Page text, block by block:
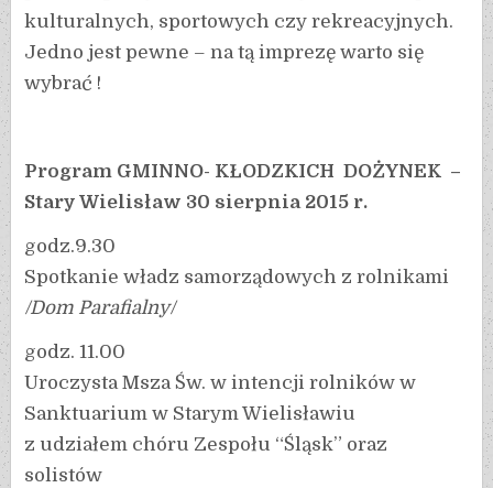
kulturalnych, sportowych czy rekreacyjnych.
Jedno jest pewne – na tą imprezę warto się
wybrać !
Program GMINNO- KŁODZKICH DOŻYNEK –
Stary Wielisław 30 sierpnia 2015 r.
godz.9.30
Spotkanie władz samorządowych z rolnikami
/Dom Parafialny/
godz. 11.00
Uroczysta Msza Św. w intencji rolników w
Sanktuarium w Starym Wielisławiu
z udziałem chóru Zespołu “Śląsk” oraz
solistów